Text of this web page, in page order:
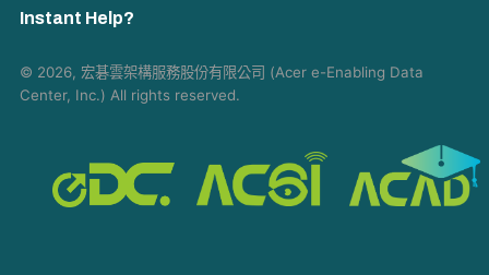
Instant Help?
© 2026, 宏碁雲架構服務股份有限公司 (Acer e-Enabling Data
Center, Inc.) All rights reserved.